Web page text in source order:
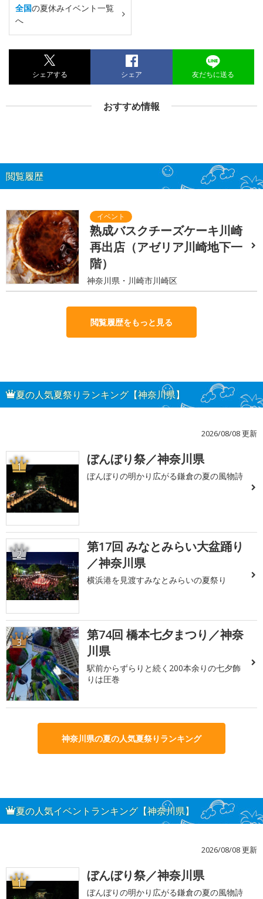
全国の夏休みイベント一覧
へ
シェアする シェア 友だちに送る
おすすめ情報
閲覧履歴
熟成バスクチーズケーキ川崎
再出店（アゼリア川崎地下一
階）
神奈川県・川崎市川崎区
閲覧履歴をもっと見る
夏の人気夏祭りランキング【神奈川県】
2026/08/08 更新
1 ぼんぼり祭／神奈川県
ぼんぼりの明かり広がる鎌倉の夏の風物詩
2
第17回 みなとみらい大盆踊り
／神奈川県
横浜港を見渡すみなとみらいの夏祭り
3
第74回 橋本七夕まつり／神奈
川県
駅前からずらりと続く200本余りの七夕飾
りは圧巻
神奈川県の夏の人気夏祭りランキング
夏の人気イベントランキング【神奈川県】
2026/08/08 更新
1 ぼんぼり祭／神奈川県
ぼんぼりの明かり広がる鎌倉の夏の風物詩